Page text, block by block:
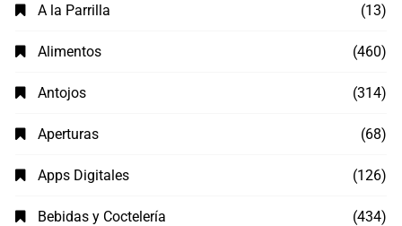
A la Parrilla (13)
Alimentos (460)
Antojos (314)
Aperturas (68)
Apps Digitales (126)
Bebidas y Coctelería (434)